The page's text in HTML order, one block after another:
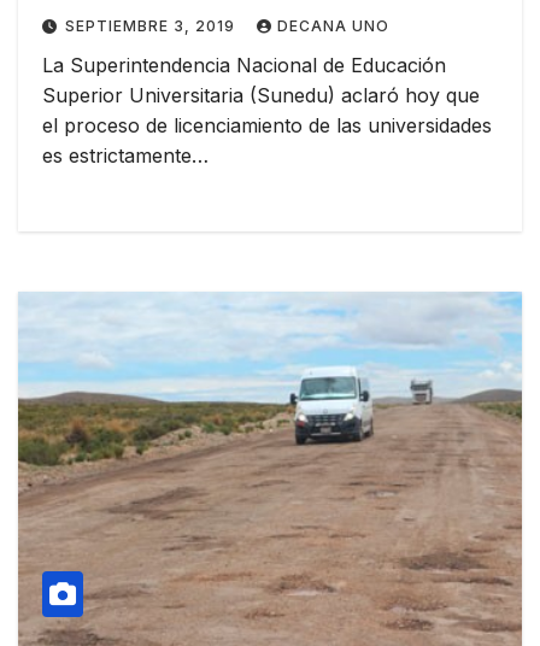
SEPTIEMBRE 3, 2019 DECANA UNO
La Superintendencia Nacional de Educación
Superior Universitaria (Sunedu) aclaró hoy que
el proceso de licenciamiento de las universidades
es estrictamente…